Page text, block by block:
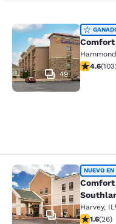
Comfort Inn
49
Hammond
4.6(
Comfort Inn
17
NUEVO EN
Comfort
Harvey, IL
1.6(26)